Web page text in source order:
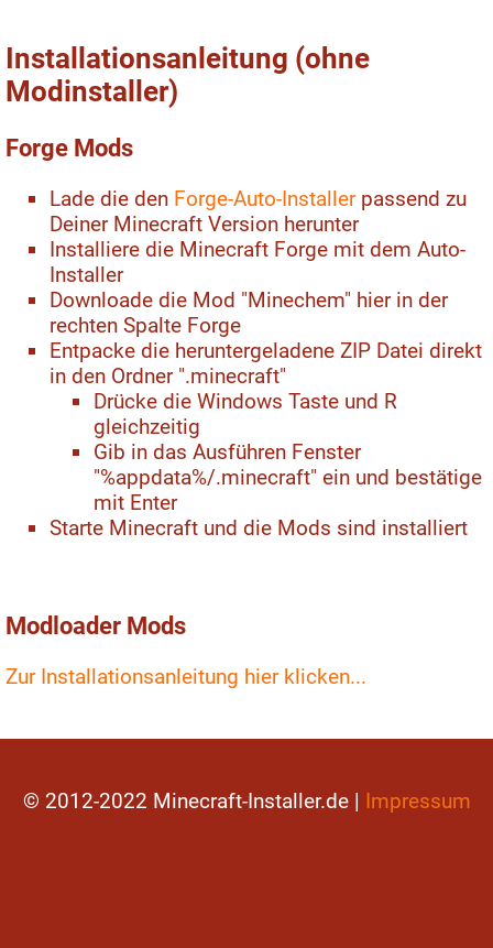
Installationsanleitung (ohne
Modinstaller)
Forge Mods
Lade die den Forge-Auto-Installerpassend zu
Deiner Minecraft Version herunter
Installiere die Minecraft Forge mit dem Auto-
Installer
Downloade die Mod "Minechem" hier in der
rechten Spalte Forge
Entpacke die heruntergeladene ZIP Datei direkt
in den Ordner ".minecraft"
Drücke die Windows Taste und R
gleichzeitig
Gib in das Ausführen Fenster
"%appdata%/.minecraft" ein und bestätige
mit Enter
Starte Minecraft und die Mods sind installiert
Modloader Mods
Zur Installationsanleitung hier klicken...
© 2012-2022 Minecraft-Installer.de | Impressum